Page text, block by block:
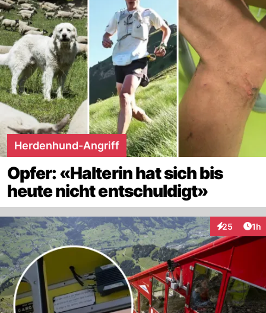
Herdenhund-Angriff
Opfer: «Halterin hat sich bis
heute nicht entschuldigt»
25
Interaktionen
1h